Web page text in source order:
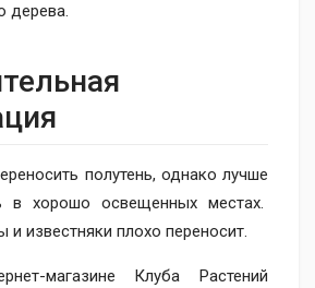
дерева.
полутень, однако лучше
в хорошо освещенных местах.
и известняки плохо переносит.
магазине Клуба Растений